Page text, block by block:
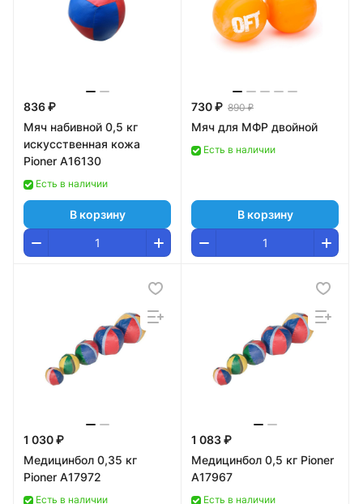
836 ₽
Мяч набивной 0,5 кг
искусственная кожа
Pioner A16130
Есть в наличии
В корзину
730 ₽ 890 ₽
Мяч для МФР двойной
Есть в наличии
В корзину
1 030 ₽
Медицинбол 0,35 кг
Pioner A17972
Есть в наличии
1 083 ₽
Медицинбол 0,5 кг Pioner
A17967
Есть в наличии